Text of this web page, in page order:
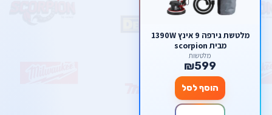
מלטשת גירפה 9 אינץ 1390W
מבית scorpion
מלטשות
₪599
הוסף לסל